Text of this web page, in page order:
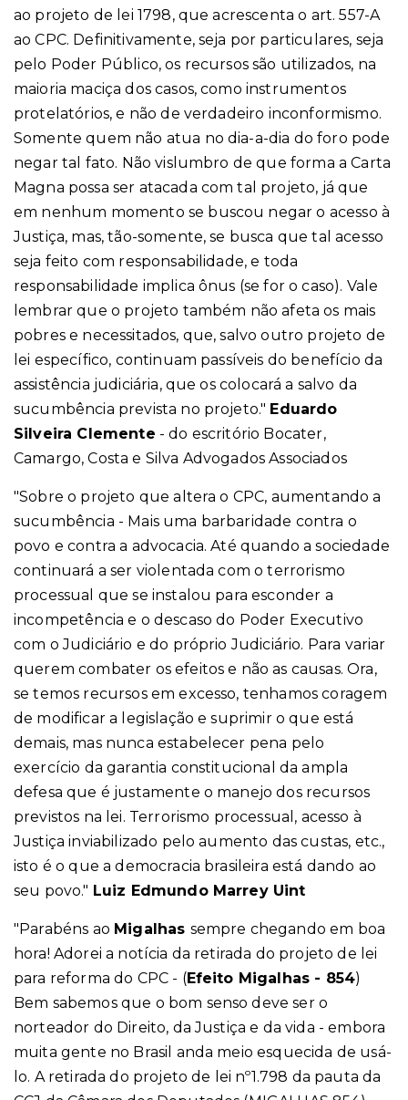
ao projeto de lei 1798, que acrescenta o art. 557-A
ao CPC. Definitivamente, seja por particulares, seja
pelo Poder Público, os recursos são utilizados, na
maioria maciça dos casos, como instrumentos
protelatórios, e não de verdadeiro inconformismo.
Somente quem não atua no dia-a-dia do foro pode
negar tal fato. Não vislumbro de que forma a Carta
Magna possa ser atacada com tal projeto, já que
em nenhum momento se buscou negar o acesso à
Justiça, mas, tão-somente, se busca que tal acesso
seja feito com responsabilidade, e toda
responsabilidade implica ônus (se for o caso). Vale
lembrar que o projeto também não afeta os mais
pobres e necessitados, que, salvo outro projeto de
lei específico, continuam passíveis do benefício da
assistência judiciária, que os colocará a salvo da
sucumbência prevista no projeto." Eduardo
Silveira Clemente - do escritório Bocater,
Camargo, Costa e Silva Advogados Associados
"Sobre o projeto que altera o CPC, aumentando a
sucumbência - Mais uma barbaridade contra o
povo e contra a advocacia. Até quando a sociedade
continuará a ser violentada com o terrorismo
processual que se instalou para esconder a
incompetência e o descaso do Poder Executivo
com o Judiciário e do próprio Judiciário. Para variar
querem combater os efeitos e não as causas. Ora,
se temos recursos em excesso, tenhamos coragem
de modificar a legislação e suprimir o que está
demais, mas nunca estabelecer pena pelo
exercício da garantia constitucional da ampla
defesa que é justamente o manejo dos recursos
previstos na lei. Terrorismo processual, acesso à
Justiça inviabilizado pelo aumento das custas, etc.,
isto é o que a democracia brasileira está dando ao
seu povo." Luiz Edmundo Marrey Uint
"Parabéns ao Migalhas sempre chegando em boa
hora! Adorei a notícia da retirada do projeto de lei
para reforma do CPC - (Efeito Migalhas - 854)
Bem sabemos que o bom senso deve ser o
norteador do Direito, da Justiça e da vida - embora
muita gente no Brasil anda meio esquecida de usá-
lo. A retirada do projeto de lei nº1.798 da pauta da